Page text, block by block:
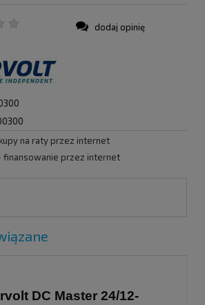
dodaj opinię
DC Master 24/12-